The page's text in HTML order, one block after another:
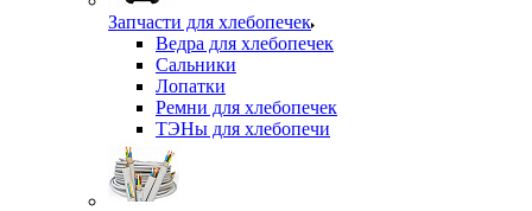
Запчасти для хлебопечек
Ведра для хлебопечек
Сальники
Лопатки
Ремни для хлебопечек
ТЭНы для хлебопечи